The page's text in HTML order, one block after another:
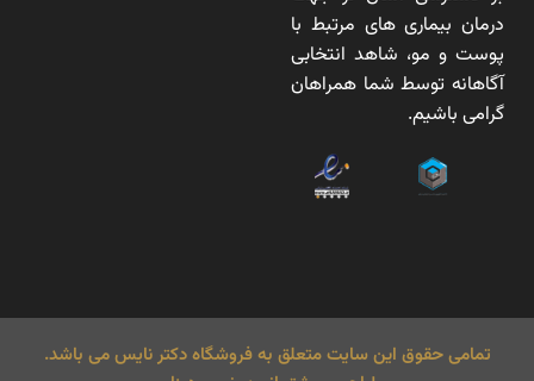
درمان بیماری های مرتبط با
پوست و مو، شاهد انتخابی
آگاهانه توسط شما همراهان
گرامی باشیم.
تمامی حقوق این سایت متعلق به فروشگاه دکتر نایس می باشد.